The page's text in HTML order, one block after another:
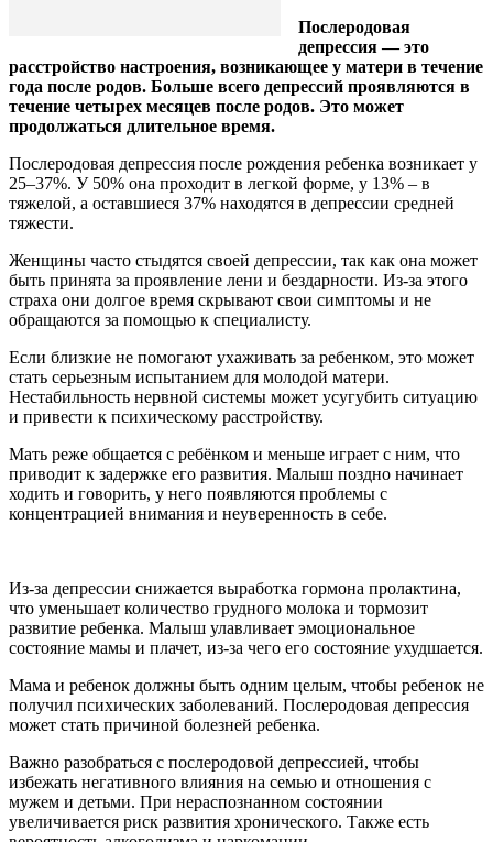
Послеродовая
депрессия — это
расстройство настроения, возникающее у матери в течение
года после родов. Больше всего депрессий проявляются в
течение четырех месяцев после родов. Это может
продолжаться длительное время.
Послеродовая депрессия после рождения ребенка возникает у
25–37%. У 50% она проходит в легкой форме, у 13% – в
тяжелой, а оставшиеся 37% находятся в депрессии средней
тяжести.
Женщины часто стыдятся своей депрессии, так как она может
быть принята за проявление лени и бездарности. Из-за этого
страха они долгое время скрывают свои симптомы и не
обращаются за помощью к специалисту.
Если близкие не помогают ухаживать за ребенком, это может
стать серьезным испытанием для молодой матери.
Нестабильность нервной системы может усугубить ситуацию
и привести к психическому расстройству.
Мать реже общается с ребёнком и меньше играет с ним, что
приводит к задержке его развития. Малыш поздно начинает
ходить и говорить, у него появляются проблемы с
концентрацией внимания и неуверенность в себе.
Из-за депрессии снижается выработка гормона пролактина,
что уменьшает количество грудного молока и тормозит
развитие ребенка. Малыш улавливает эмоциональное
состояние мамы и плачет, из-за чего его состояние ухудшается.
Мама и ребенок должны быть одним целым, чтобы ребенок не
получил психических заболеваний. Послеродовая депрессия
может стать причиной болезней ребенка.
Важно разобраться с послеродовой депрессией, чтобы
избежать негативного влияния на семью и отношения с
мужем и детьми. При нераспознанном состоянии
увеличивается риск развития хронического. Также есть